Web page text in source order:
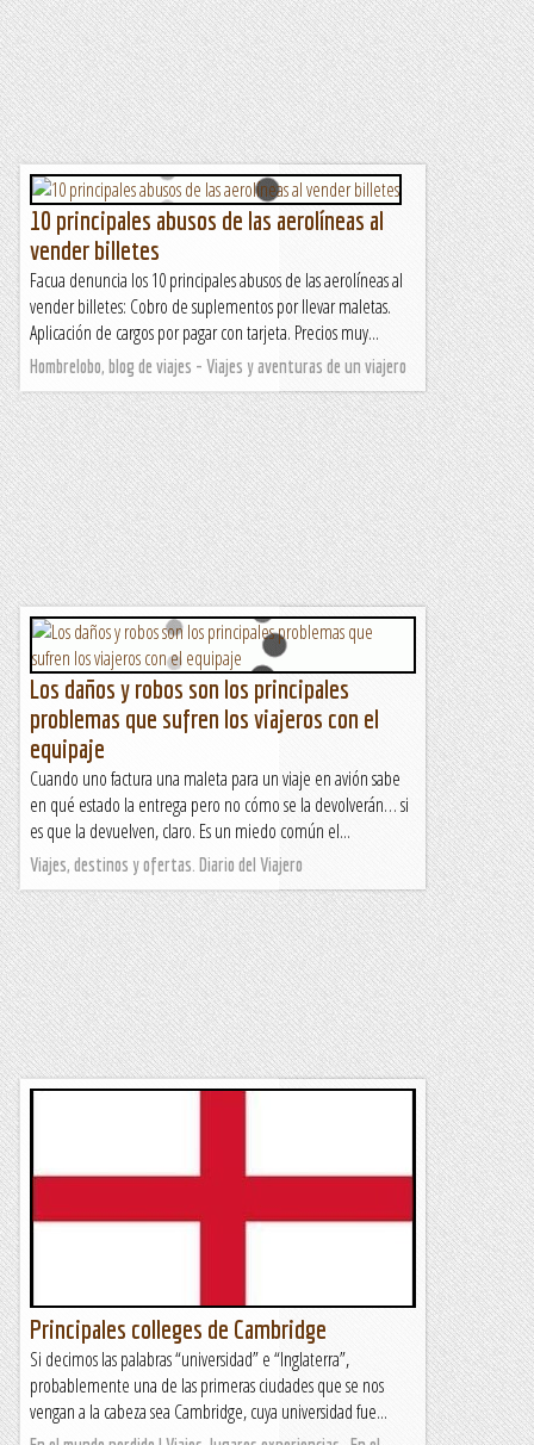
10 principales abusos de las aerolíneas al
vender billetes
Facua denuncia los 10 principales abusos de las aerolíneas al
vender billetes: Cobro de suplementos por llevar maletas.
Aplicación de cargos por pagar con tarjeta. Precios muy...
Hombrelobo, blog de viajes - Viajes y aventuras de un viajero
Los daños y robos son los principales
problemas que sufren los viajeros con el
equipaje
Cuando uno factura una maleta para un viaje en avión sabe
en qué estado la entrega pero no cómo se la devolverán… si
es que la devuelven, claro. Es un miedo común el...
Viajes, destinos y ofertas. Diario del Viajero
Principales colleges de Cambridge
Si decimos las palabras “universidad” e “Inglaterra”,
probablemente una de las primeras ciudades que se nos
vengan a la cabeza sea Cambridge, cuya universidad fue...